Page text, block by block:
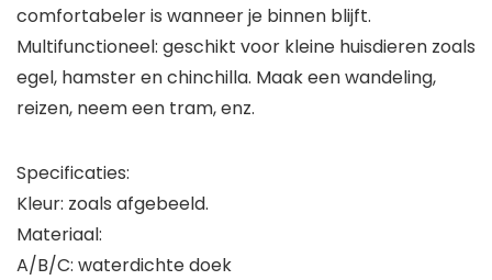
comfortabeler is wanneer je binnen blijft.
Multifunctioneel: geschikt voor kleine huisdieren zoals
egel, hamster en chinchilla. Maak een wandeling,
reizen, neem een tram, enz.
Specificaties:
Kleur: zoals afgebeeld.
Materiaal:
A/B/C: waterdichte doek